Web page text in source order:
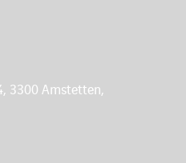
3300 Amstetten,